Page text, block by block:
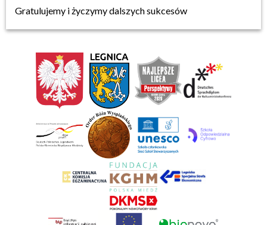
Gratulujemy i życzymy dalszych sukcesów